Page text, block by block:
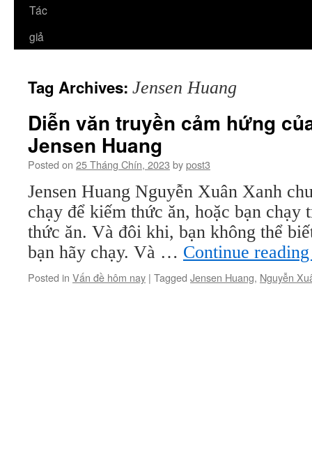
Tác
giả
Tag Archives: Jensen Huang
Diễn văn truyền cảm hứng
Jensen Huang
Posted on 25 Tháng Chín, 2023 bypost3
Jensen Huang Nguyễn Xuân Xanh
chạy để kiếm thức ăn, hoặc bạn chạy
thức ăn. Và đôi khi, bạn không thể
bạn hãy chạy. Và … Continue
Posted in Vấn đề hôm nay | Tagged Jensen Huang, Nguyễn